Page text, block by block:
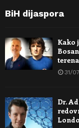
BiH dijaspora
Kako
31/
Dr.